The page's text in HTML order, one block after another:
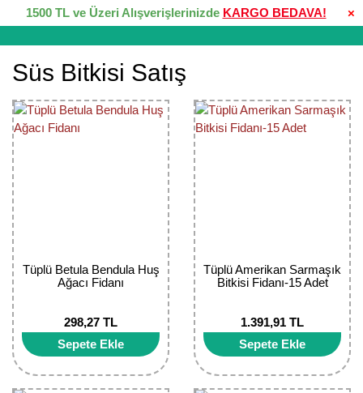
×
1500 TL ve Üzeri Alışverişlerinizde KARGO BEDAVA!
Süs Bitkisi Satış
Tüplü Betula Bendula Huş
Ağacı Fidanı
298,27 TL
Sepete Ekle
Tüplü Amerikan Sarmaşık
Bitkisi Fidanı-15 Adet
1.391,91 TL
Sepete Ekle